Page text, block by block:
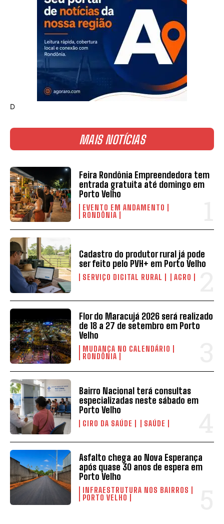
D
MAIS NOTÍCIAS
Feira Rondônia Empreendedora tem
entrada gratuita até domingo em
Porto Velho
EVENTO EM ANDAMENTO
RONDÔNIA
Cadastro do produtor rural já pode
ser feito pelo PVH+ em Porto Velho
SERVIÇO DIGITAL RURAL AGRO
Flor do Maracujá 2026 será realizado
de 18 a 27 de setembro em Porto
Velho
MUDANÇA NO CALENDÁRIO
RONDÔNIA
Bairro Nacional terá consultas
especializadas neste sábado em
Porto Velho
GIRO DA SAÚDE SAÚDE
Asfalto chega ao Nova Esperança
após quase 30 anos de espera em
Porto Velho
INFRAESTRUTURA NOS BAIRROS
PORTO VELHO